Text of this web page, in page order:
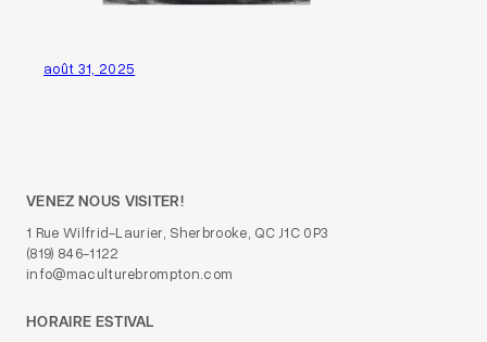
août 31, 2025
VENEZ NOUS VISITER!
1 Rue Wilfrid-Laurier, Sherbrooke, QC J1C 0P3
(819) 846-1122
info@maculturebrompton.com
HORAIRE ESTIVAL